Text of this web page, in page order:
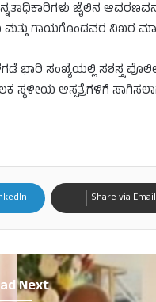
ಜೈಲಿನ
ಮತ್ತು ಗಾಯಗೊಂಡವರ ನಿಖರ
ಭಾರಿ ಸಂಖ್ಯೆಯಲ್ಲಿ ಸಶಸ್ತ್ರ
ಆಸ್ಪತ್ರೆಗಳಿಗೆ
Share via Email
Next